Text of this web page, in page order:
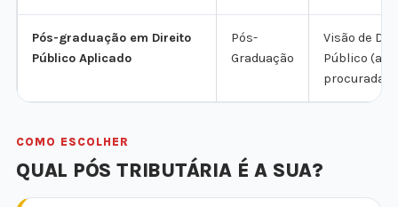
Pós-graduação em Direito
Público Aplicado
Pós-
Graduação
Visão de
Público (a
procurada)
COMO ESCOLHER
QUAL PÓS TRIBUTÁRIA É A SUA?